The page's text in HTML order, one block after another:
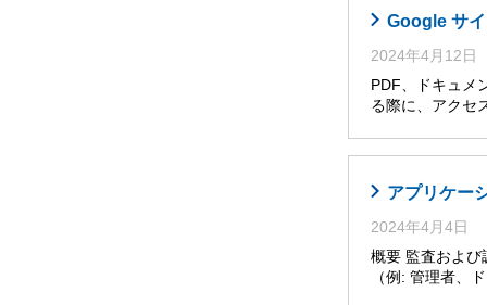
Google サ
2024年4月12日
PDF、ドキュメ
る際に、アクセ
アプリケー
2024年4月4日
概要 監査および
（例: 管理者、